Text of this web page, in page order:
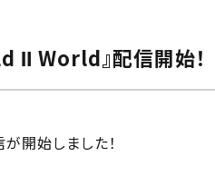
Ⅱ World』配信開始！
開始しました！